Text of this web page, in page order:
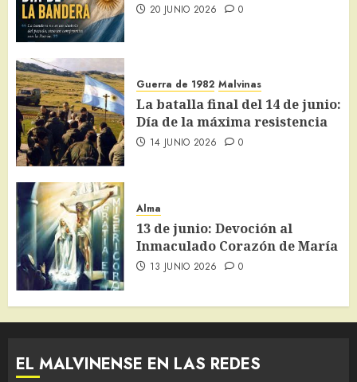
20 JUNIO 2026 0
Guerra de 1982 Malvinas
La batalla final del 14 de junio:
Día de la máxima resistencia
14 JUNIO 2026 0
Alma
13 de junio: Devoción al
Inmaculado Corazón de María
13 JUNIO 2026 0
EL MALVINENSE EN LAS REDES